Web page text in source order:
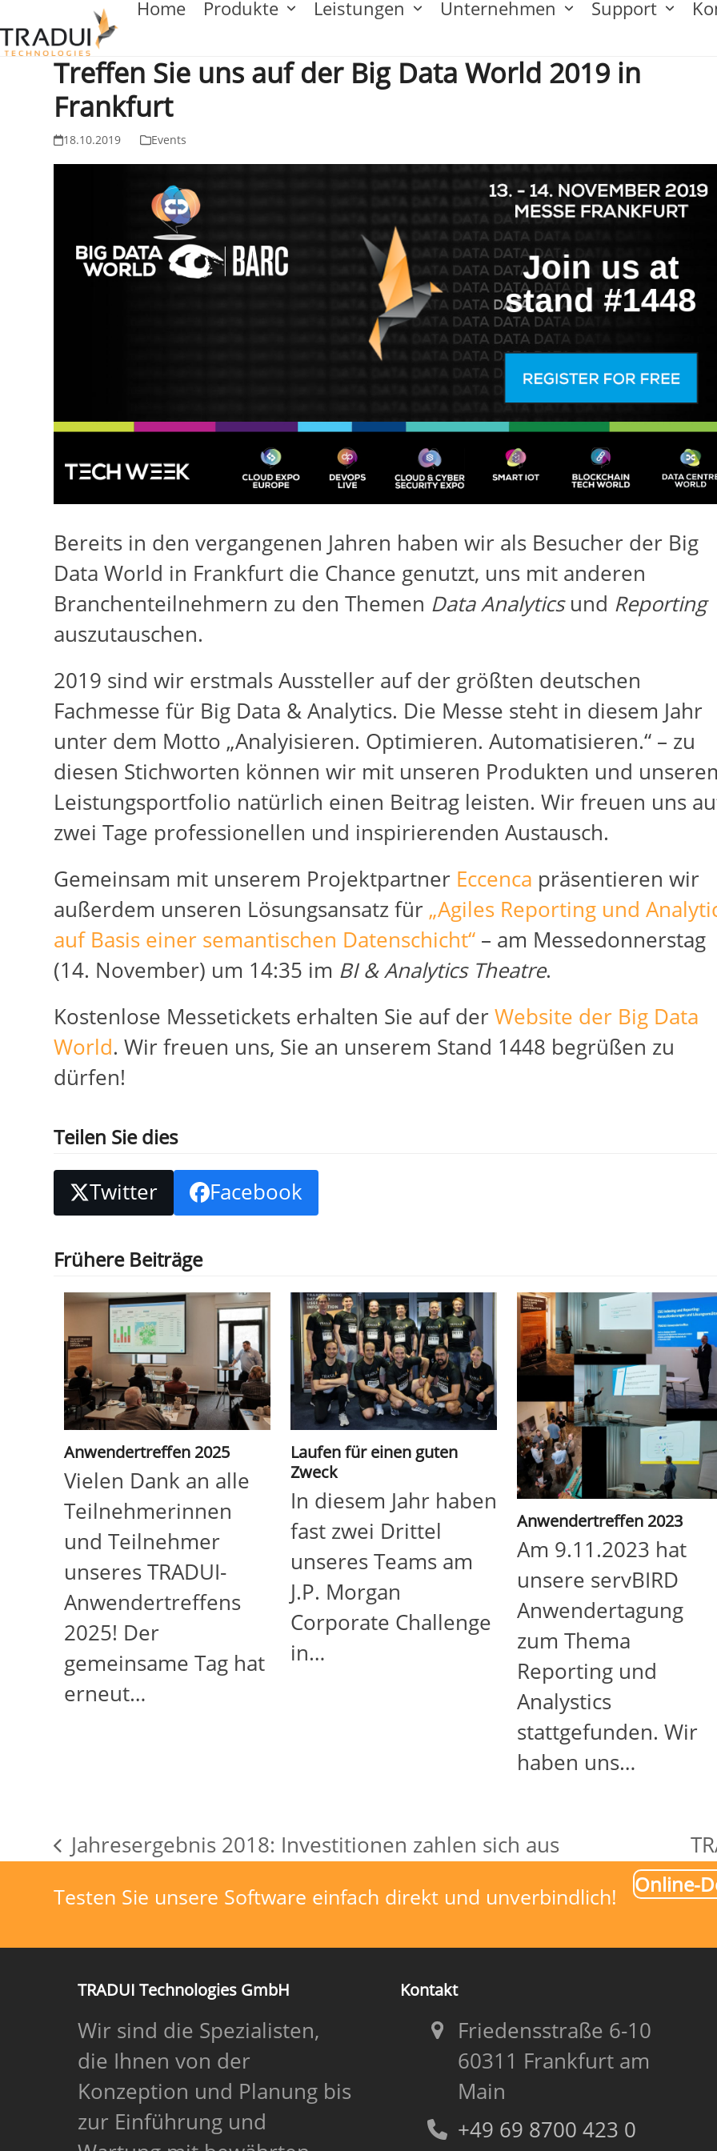
to
content
Home Produkte Leistungen Unternehmen Support
Treffen Sie uns auf der Big Data World 2019 in
Frankfurt
18.10.2019 Events
Bereits in den vergangenen Jahren haben wir als Besucher der Big
Data World in Frankfurt die Chance genutzt, uns mit anderen
Branchenteilnehmern zu den Themen Data Analyticsund Reporting
auszutauschen.
2019 sind wir erstmals Aussteller auf der größten deutschen
Fachmesse für Big Data & Analytics. Die Messe steht in diesem Jahr
unter dem Motto „Analyisieren. Optimieren. Automatisieren.“ – zu
diesen Stichworten können wir mit unseren Produkten und
Leistungsportfolio natürlich einen Beitrag leisten. Wir freuen uns
zwei Tage professionellen und inspirierenden Austausch.
Gemeinsam mit unserem Projektpartner Eccenca präsentieren wir
außerdem unseren Lösungsansatz für „Agiles Reporting und
auf Basis einer semantischen Datenschicht“ – am Messedonnerstag
(14. November) um 14:35 im BI & Analytics Theatre.
Kostenlose Messetickets erhalten Sie auf derWebsite der Big Data
World. Wir freuen uns, Sie an unserem Stand 1448 begrüßen zu
dürfen!
Teilen Sie dies
Twitter Facebook
Frühere Beiträge
Anwendertreffen 2025
Vielen Dank an alle
Teilnehmerinnen
und Teilnehmer
unseres TRADUI-
Anwendertreffens
2025! Der
gemeinsame Tag hat
erneut…
Laufen für einen guten
Zweck
In diesem Jahr haben
fast zwei Drittel
unseres Teams am
J.P. Morgan
Corporate Challenge
in…
Anwendertreffen 2023
Am 9.11.2023 hat
unsere servBIRD
Anwendertagung
zum Thema
Reporting und
Analystics
stattgefunden. Wir
haben uns…
vorheriger
Beitrag:
Jahresergebnis 2018: Investitionen zahlen sich aus
Testen Sie unsere Software einfach direkt und unverbindlich! Online-
TRADUI Technologies GmbH
Wir sind die Spezialisten,
die Ihnen von der
Konzeption und Planung bis
zur Einführung und
Kontakt
Friedensstraße 6-10
60311 Frankfurt am
Main
+49 69 8700 423 0